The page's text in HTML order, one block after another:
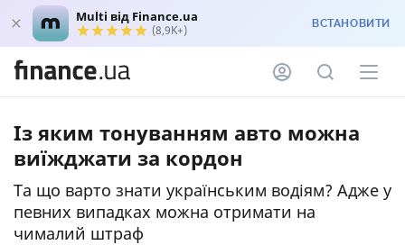
Multi від Finance.ua
(8,9K+) ВСТАНОВИТИ
Із яким тонуванням авто можна
виїжджати за кордон
Та що варто знати українським водіям? Адже у
певних випадках можна отримати на
чималий штраф